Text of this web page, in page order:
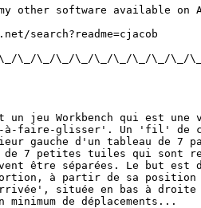
other software available on
search?readme=cjacob
\_/\_/\_/\_/\_/\_/\_/\_/\_/
un jeu Workbench qui est une
faire-glisser'. Un 'fil' de
gauche d'un tableau de 7
7 petites tuiles qui sont
être séparées. Le but
à partir de sa position
située en bas à droite
minimum de déplacements...